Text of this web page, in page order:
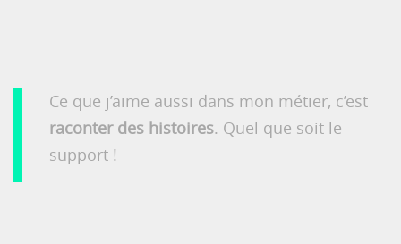
Ce que j’aime aussi dans mon métier, c’est
raconter des histoires. Quel que soit le
support !